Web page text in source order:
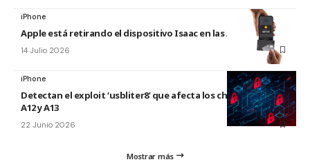
iPhone
Apple está retirando el dispositivo Isaac en las Apple Store
14 Julio 2026
iPhone
Detectan el exploit ‘usbliter8’ que afecta los chips de Apple
A12 y A13
22 Junio 2026
Mostrar más